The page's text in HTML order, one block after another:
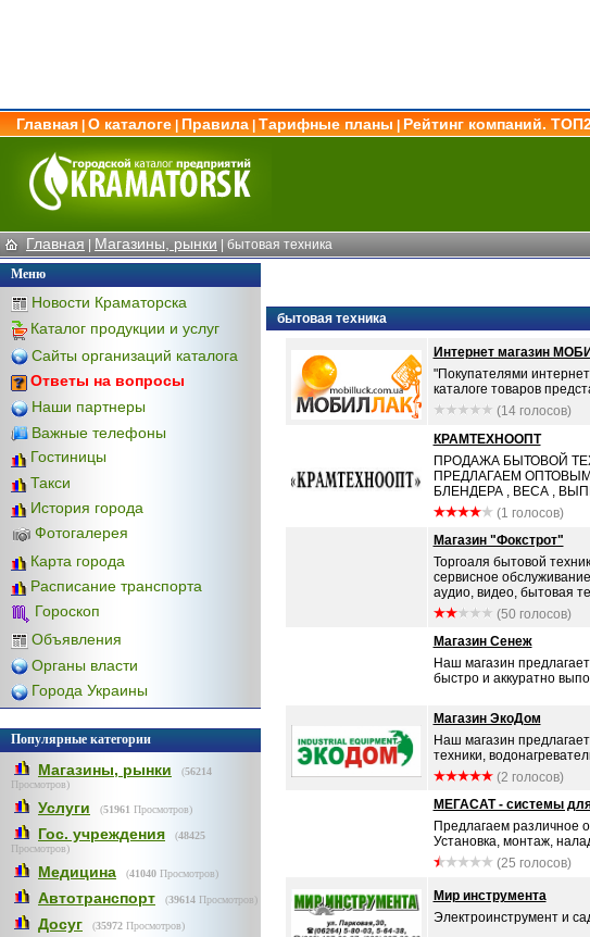
Главная О каталоге Правила Тарифные планы Рейтинг компаний.
Главная | Магазины, рынки | бытовая техника
Меню
Новости Краматорска
Каталог продукции и услуг
Сайты организаций каталога
Ответы на вопросы
Наши партнеры
Важные телефоны
Гостиницы
Такси
История города
Фотогалерея
Карта города
Расписание транспорта
Гороскоп
Объявления
Органы власти
Города Украины
Популярные категории
Магазины, рынки (56214
Просмотров)
Услуги (51961 Просмотров)
Гос. учреждения (48425
Просмотров)
Медицина (41040 Просмотров)
Автотранспорт (39614 Просмотров)
Досуг (35972 Просмотров)
бытовая техника
Интернет магазин
"Покупателями
каталоге товаров
(14 голосов)
КРАМТЕХНООПТ
ПРОДАЖА БЫТОВОЙ
ПРЕДЛАГАЕМ
БЛЕНДЕРА , ВЕСА ,
(1 голосов)
Магазин "Фокстрот"
Торгоаля бытовой
сервисное
аудио, видео, бытовая
(50 голосов)
Магазин Сенеж
Наш магазин
быстро и аккуратно
Магазин ЭкоДом
Наш магазин
техники,
(2 голосов)
МЕГАСАТ - системы для
Предлагаем различное
Установка, монтаж,
(25 голосов)
Мир инструмента
Электроинструмент и